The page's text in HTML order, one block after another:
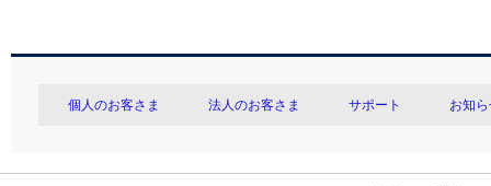
個人のお客さま 法人のお客さま サポート お知